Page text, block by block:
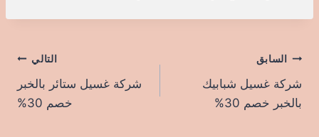
تصفّح
المقالات
السابق
شركة غسيل شبابيك
بالخبر خصم 30%
التالي
شركة غسيل ستائر بالخبر
خصم 30%